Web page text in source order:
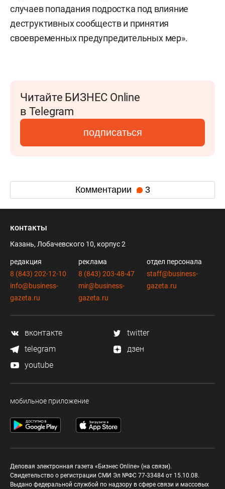
случаев попадания подростка под влияние
деструктивных сообществ и принятия
своевременных предупредительных мер».
Читайте БИЗНЕС Online
в Telegram
подписаться
Комментарии 3
контакты
Казань, Лобачевского 10, корпус 2
редакция
8 (843) 202-12-10
info@business-
gazeta.ru
реклама
8 (843) 203-48-47
mir@business-
gazeta.ru
отдел персонала
staff@business-
gazeta.ru
вконтакте
twitter
telegram
дзен
youtube
мобильное приложение
Деловая электронная газета «Бизнес Online» (на связи).
Свидетельство о регистрации СМИ Эл №ФС 77-33484 от 15.10.08.
Выдано федеральной службой по надзору в сфере связи и массовых